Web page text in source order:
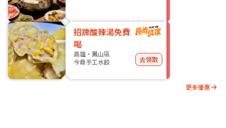
招牌酸辣湯免費
喝
高雄・鳳山區
今鼎手工水餃
去領取
更多優惠